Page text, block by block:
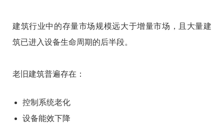
建筑行业中的存量市场规模远大于增量市场，且大量建
筑已进入设备生命周期的后半段。
老旧建筑普遍存在：
控制系统老化
设备能效下降